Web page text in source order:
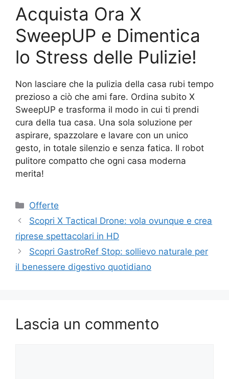
Acquista Ora X
SweepUP e Dimentica
lo Stress delle Pulizie!
Non lasciare che la pulizia della casa rubi tempo
prezioso a ciò che ami fare. Ordina subito X
SweepUP e trasforma il modo in cui ti prendi
cura della tua casa. Una sola soluzione per
aspirare, spazzolare e lavare con un unico
gesto, in totale silenzio e senza fatica. Il robot
pulitore compatto che ogni casa moderna
merita!
Categorie
Offerte
Scopri X Tactical Drone: vola ovunque e crea
riprese spettacolari in HD
Scopri GastroRef Stop: sollievo naturale per
il benessere digestivo quotidiano
Lascia un commento